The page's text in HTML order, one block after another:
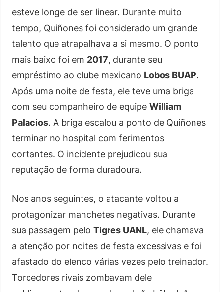
esteve longe de ser linear. Durante muito
tempo, Quiñones foi considerado um grande
talento que atrapalhava a si mesmo. O ponto
mais baixo foi em 2017, durante seu
empréstimo ao clube mexicano Lobos BUAP.
Após uma noite de festa, ele teve uma briga
com seu companheiro de equipe William
Palacios. A briga escalou a ponto de Quiñones
terminar no hospital com ferimentos
cortantes. O incidente prejudicou sua
reputação de forma duradoura.
Nos anos seguintes, o atacante voltou a
protagonizar manchetes negativas. Durante
sua passagem pelo Tigres UANL, ele chamava
a atenção por noites de festa excessivas e foi
afastado do elenco várias vezes pelo treinador.
Torcedores rivais zombavam dele